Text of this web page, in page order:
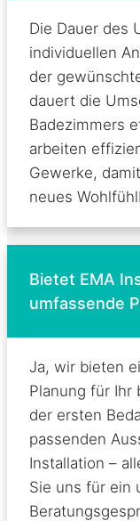
Die Dauer des
individuellen
der
dauert die
Badezimmers
arbeiten
Gewerke,
neues
Bietet EMA
umfassende
Ja, wir bieten
Planung für Ihr
der ersten
passenden
Installation –
Sie uns für ein